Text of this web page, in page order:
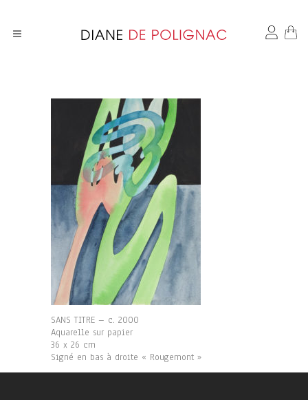
SANS TITRE – c. 2000
Aquarelle sur papier
36 x 26 cm
Signé en bas à droite « Rougemont »